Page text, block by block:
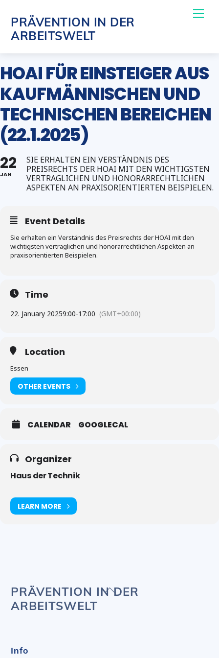
content
PRÄVENTION IN DER
ARBEITSWELT
HOAI FÜR EINSTEIGER AUS
KAUFMÄNNISCHEN UND
TECHNISCHEN BEREICHEN
(22.1.2025)
22
JAN
SIE ERHALTEN EIN VERSTÄNDNIS DES
PREISRECHTS DER HOAI MIT DEN WICHTIGSTEN
VERTRAGLICHEN UND HONORARRECHTLICHEN
ASPEKTEN AN PRAXISORIENTIERTEN BEISPIELEN.
Event Details
Sie erhalten ein Verständnis des Preisrechts der HOAI mit den
wichtigsten vertraglichen und honorarrechtlichen Aspekten an
praxisorientierten Beispielen.
Time
22. January 20259:00-17:00 (GMT+00:00)
Location
Essen
OTHER EVENTS
CALENDAR GOOGLECAL
Organizer
Haus der Technik
LEARN MORE
Back
PRÄVENTION IN DER
ARBEITSWELT
Info